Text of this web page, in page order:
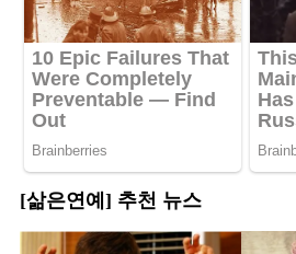
[삶은연예] 추천 뉴스